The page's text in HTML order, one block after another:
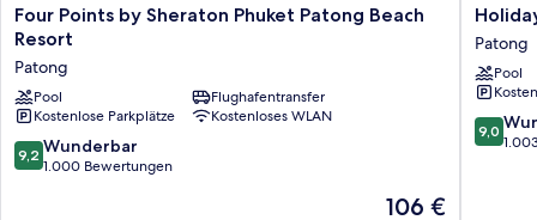
Four
Points
Sheraton
Phuket
Patong
Beach
Resort
Four Points by Sheraton Phuket Patong Beach
Resort
Patong
Pool
Flughafentransfer
Kostenlose Parkplätze
Kostenloses WLAN
9.2
von
9,2 Wunderbar
1.000 Bewertungen
Der
106 €
Holiday
Inn
Resort
Phuket
by
IHG
Patong
Patong
Pool
9.0
von
9,0